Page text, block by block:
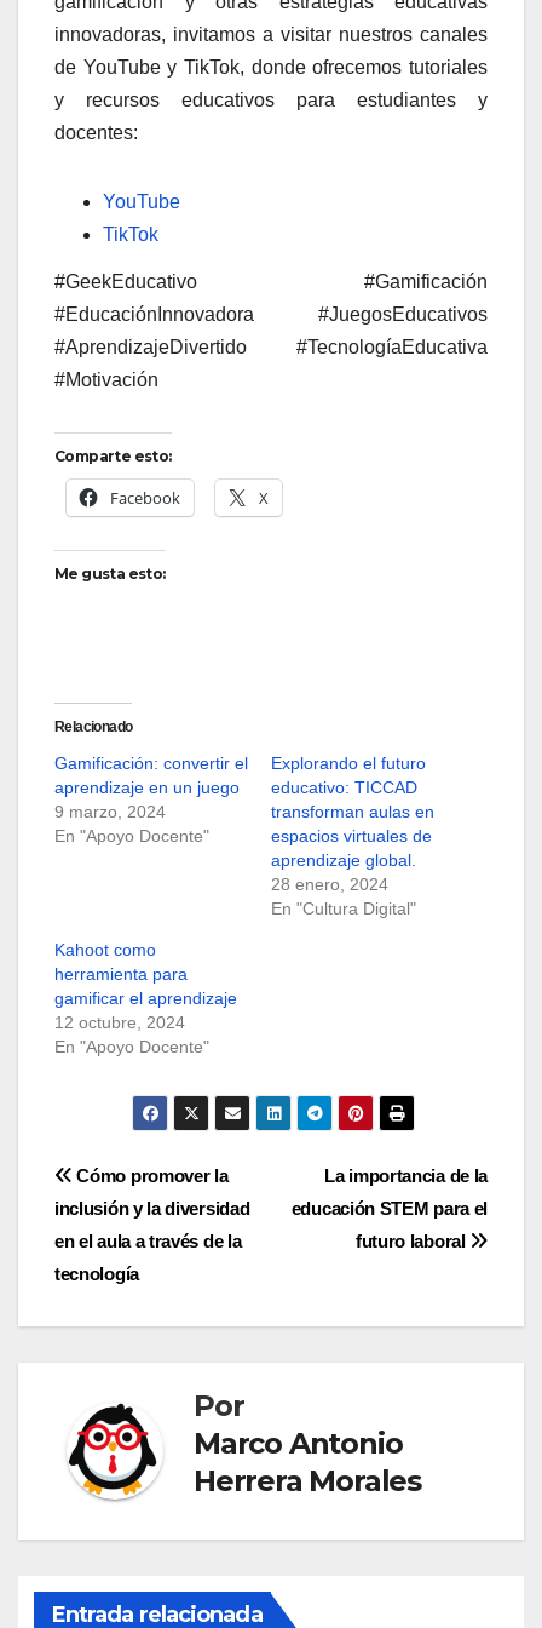
innovadoras, invitamos a visitar nuestros canales
de YouTube y TikTok, donde ofrecemos tutoriales
y recursos educativos para estudiantes y
docentes:
YouTube
TikTok
#GeekEducativo #Gamificación
#EducaciónInnovadora #JuegosEducativos
#AprendizajeDivertido #TecnologíaEducativa
#Motivación
Comparte esto:
Facebook X
Me gusta esto:
Relacionado
Gamificación: convertir el
aprendizaje en un juego
9 marzo, 2024
En "Apoyo Docente"
Explorando el futuro
educativo: TICCAD
transforman aulas en
espacios virtuales de
aprendizaje global.
28 enero, 2024
En "Cultura Digital"
Kahoot como
herramienta para
gamificar el aprendizaje
12 octubre, 2024
En "Apoyo Docente"
Navegación
de
entradas
La importancia de la
educación STEM para el
futuro laboral
Cómo promover la
inclusión y la diversidad
en el aula a través de la
tecnología
Por
Marco Antonio
Herrera Morales
Entrada relacionada